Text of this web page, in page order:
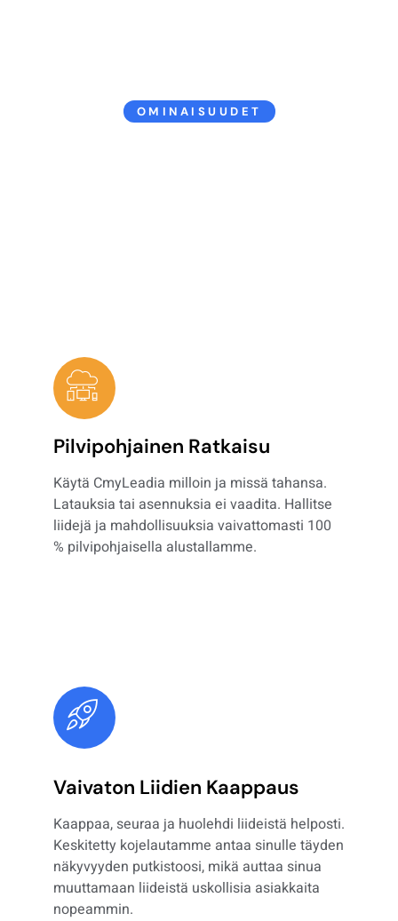
OMINAISUUDET
Pilvipohjainen Ratkaisu
Käytä CmyLeadia milloin ja missä tahansa.
Latauksia tai asennuksia ei vaadita. Hallitse
liidejä ja mahdollisuuksia vaivattomasti 100
% pilvipohjaisella alustallamme.
Vaivaton Liidien Kaappaus
Kaappaa, seuraa ja huolehdi liideistä helposti.
Keskitetty kojelautamme antaa sinulle täyden
näkyvyyden putkistoosi, mikä auttaa sinua
muuttamaan liideistä uskollisia asiakkaita
nopeammin.